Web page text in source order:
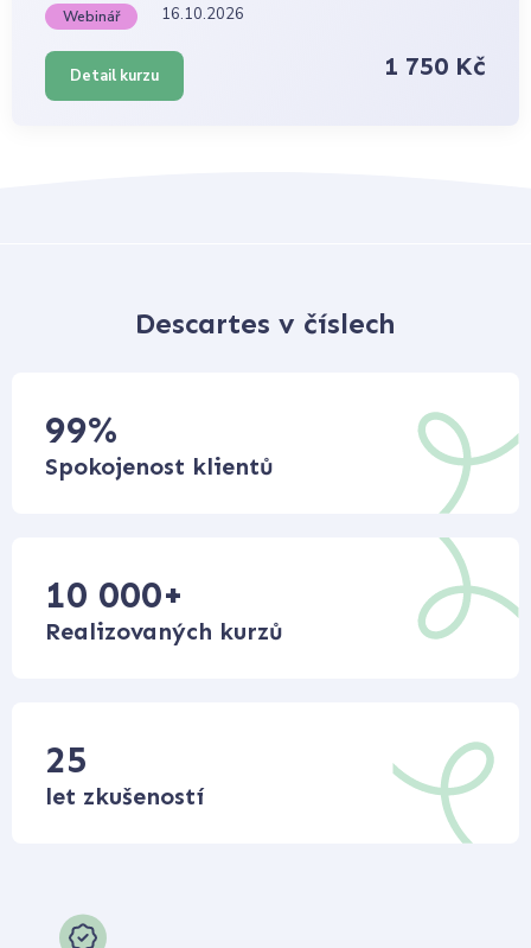
Webinář 16.10.2026
Detail kurzu 1 750 Kč
Descartes v číslech
99%
Spokojenost klientů
10 000+
Realizovaných kurzů
25
let zkušeností